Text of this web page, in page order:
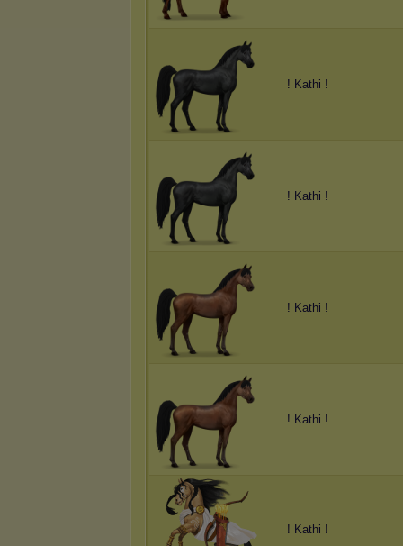
! Kathi !
! Kathi !
! Kathi !
! Kathi !
! Kathi !